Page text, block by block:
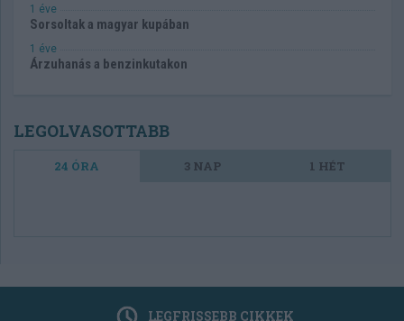
1 éve
Sorsoltak a magyar kupában
1 éve
Árzuhanás a benzinkutakon
LEGOLVASOTTABB
24 ÓRA 3 NAP 1 HÉT
LEGFRISSEBB CIKKEK